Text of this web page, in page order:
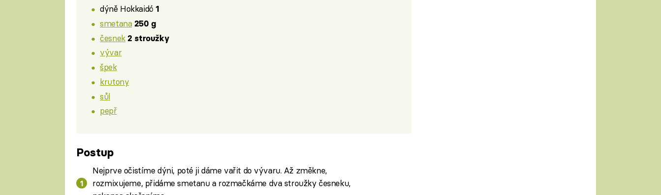
dýně Hokkaidó 1
smetana 250 g
česnek 2 stroužky
vývar
špek
krutony
sůl
pepř
Postup
Nejprve očistíme dýni, poté ji dáme vařit do vývaru. Až změkne,
rozmixujeme, přidáme smetanu a rozmačkáme dva stroužky česneku,